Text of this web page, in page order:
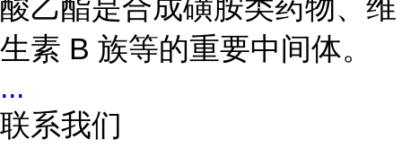
酸乙酯是合成磺胺类药物、维
生素 B 族等的重要中间体。
...
联系我们